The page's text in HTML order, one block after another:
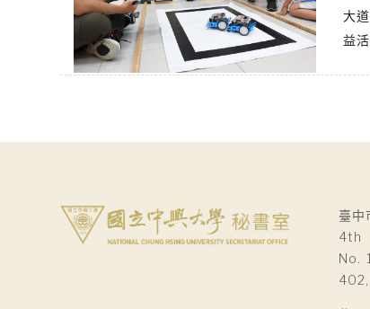
大
益
臺
4th
No.